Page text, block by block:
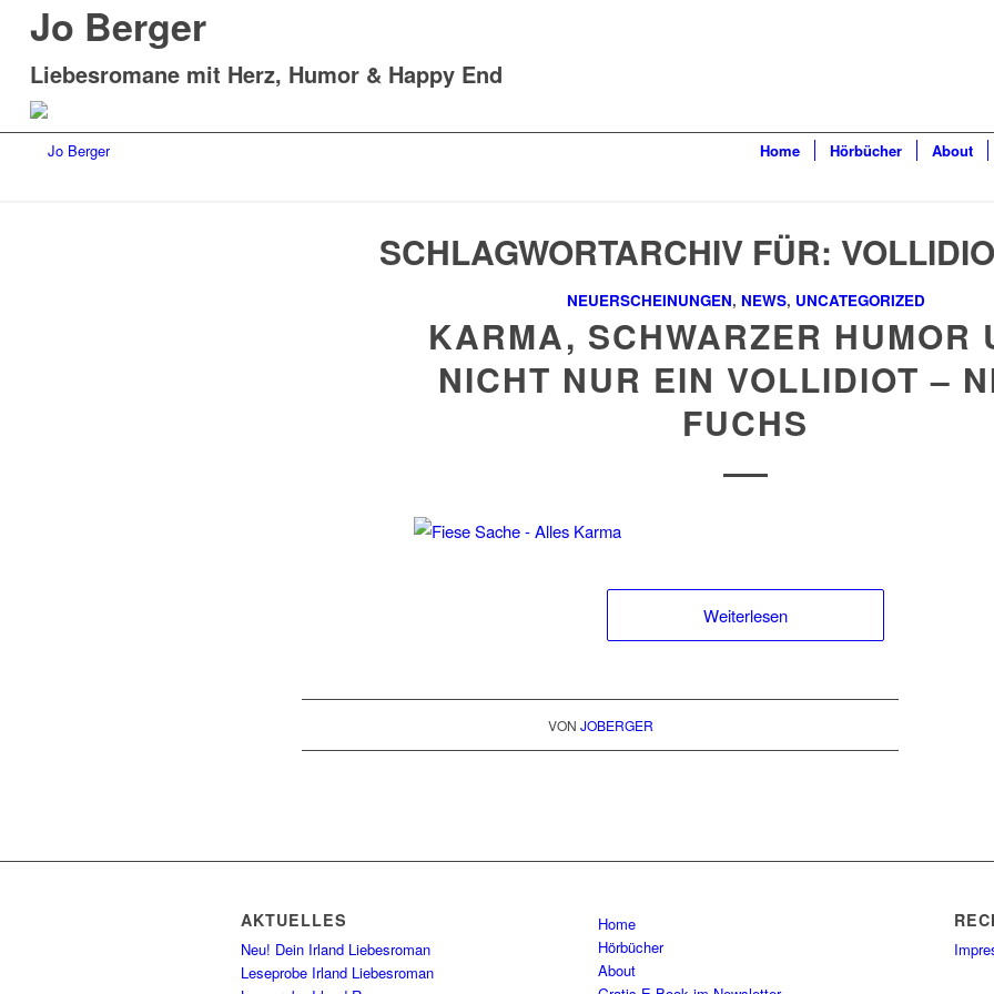
Jo Berger
Liebesromane mit Herz, Humor & Happy End
Home Hörbücher About
SCHLAGWORTARCHIV FÜR:
NEUERSCHEINUNGEN, NEWS, UNCATEGORIZED
KARMA, SCHWARZER HUMOR
NICHT NUR EIN VOLLIDIOT –
FUCHS
Weiterlesen
VON JOBERGER
AKTUELLES
Neu! Dein Irland Liebesroman
Leseprobe Irland Liebesroman
Home
Hörbücher
About